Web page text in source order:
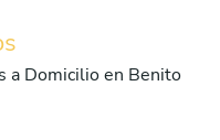
a Domicilio en Benito